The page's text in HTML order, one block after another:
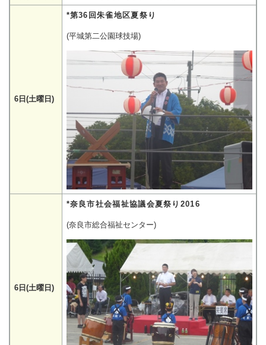
6日(土曜日)
*第36回朱雀地区夏祭り
(平城第二公園球技場)
6日(土曜日)
*奈良市社会福祉協議会夏祭り2016
(奈良市総合福祉センター)